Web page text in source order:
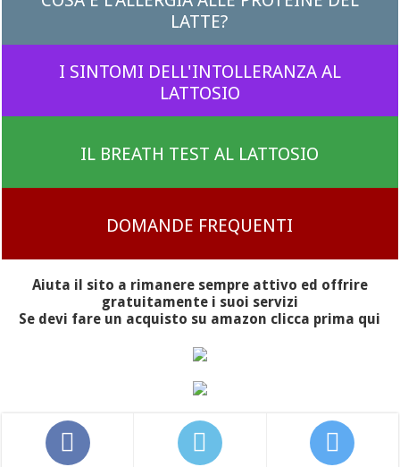
LATTE?
I SINTOMI DELL'INTOLLERANZA AL
LATTOSIO
IL BREATH TEST AL LATTOSIO
DOMANDE FREQUENTI
Aiuta il sito a rimanere sempre attivo ed offrire
gratuitamente i suoi servizi
Se devi fare un acquisto su amazon clicca prima qui